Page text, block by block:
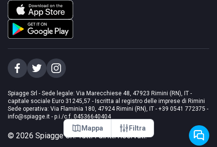
Mappa Filtra
Spiagge Srl - Sede legale: Via Marecchiese 48, 47923 Rimini (RN), IT -
capitale sociale Euro 31245,57 - Iscritta al registro delle imprese di Rimini
Sede operativa: Via Flaminia 180, 47924 Rimini (RN), IT - +39 0541 772375 -
info@spiagge.it - p.i./c.f. 04536640404
© 2026 Spiagge Srl. Tutti i diritti riservati.